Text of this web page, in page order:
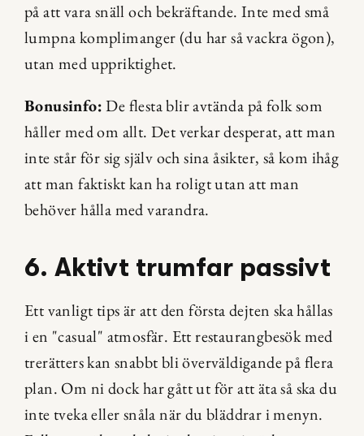
på att vara snäll och bekräftande. Inte med små
lumpna komplimanger (du har så vackra ögon),
utan med uppriktighet.
Bonusinfo: De flesta blir avtända på folk som
håller med om allt. Det verkar desperat, att man
inte står för sig själv och sina åsikter, så kom ihåg
att man faktiskt kan ha roligt utan att man
behöver hålla med varandra.
6. Aktivt trumfar passivt
Ett vanligt tips är att den första dejten ska hållas
i en "casual" atmosfär. Ett restaurangbesök med
trerätters kan snabbt bli överväldigande på flera
plan. Om ni dock har gått ut för att äta så ska du
inte tveka eller snåla när du bläddrar i menyn.